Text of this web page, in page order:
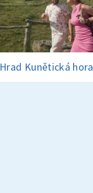
Hrad Kunětická hora